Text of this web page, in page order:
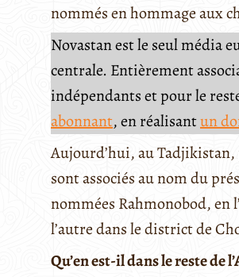
nommés en hommage aux
Novastan est le seul média
centrale. Entièrement
indépendants et pour le
abonnant, en réalisantun
Aujourd’hui, au Tadjikistan,
sont associés au nom du
nommées Rahmonobod, en
l’autre dans le district de
Qu’en est-il dans le reste de